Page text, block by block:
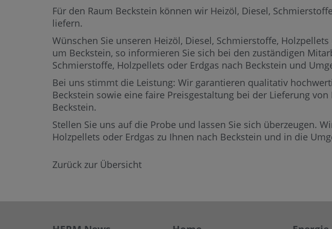
Für den Raum Beckstein können wir Heizöl, Diesel,
liefern.
Wünschen Sie unseren Heizöl, Diesel, Schmierstoffe,
um Beckstein, so informieren Sie sich bei den zuständigen
Schmierstoffe, Holzpellets oder Erdgas nach Beckstein und
Bei uns stimmt die Leistung: Wir garantieren qualitativ
Beckstein sowie eine faire Preisgestaltung bei der Lieferung
Beckstein.
Stellen Sie uns auf die Probe und lassen Sie sich überzeugen.
Holzpellets oder Erdgas zu Ihnen nach Beckstein und in die
Zurück zur Übersicht